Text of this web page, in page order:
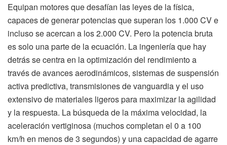
Equipan motores que desafían las leyes de la física,
capaces de generar potencias que superan los 1.000 CV e
incluso se acercan a los 2.000 CV. Pero la potencia bruta
es solo una parte de la ecuación. La ingeniería que hay
detrás se centra en la optimización del rendimiento a
través de avances aerodinámicos, sistemas de suspensión
activa predictiva, transmisiones de vanguardia y el uso
extensivo de materiales ligeros para maximizar la agilidad
y la respuesta. La búsqueda de la máxima velocidad, la
aceleración vertiginosa (muchos completan el 0 a 100
km/h en menos de 3 segundos) y una capacidad de agarre